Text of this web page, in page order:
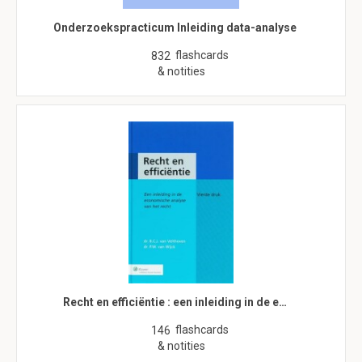
Onderzoekspracticum Inleiding data-analyse
832 flashcards
& notities
Recht en efficiëntie : een inleiding in de e…
146 flashcards
& notities